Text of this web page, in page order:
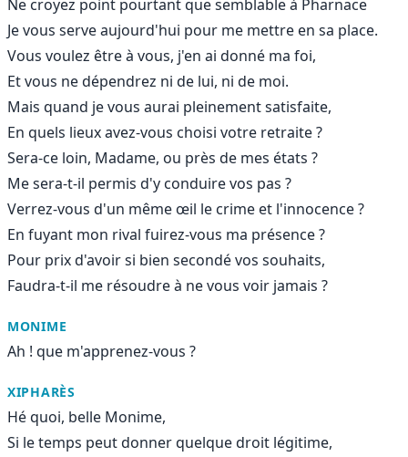
Ne croyez point pourtant que semblable à Pharnace
Je vous serve aujourd'hui pour me mettre en sa place.
Vous voulez être à vous, j'en ai donné ma foi,
Et vous ne dépendrez ni de lui, ni de moi.
Mais quand je vous aurai pleinement satisfaite,
En quels lieux avez-vous choisi votre retraite ?
Sera-ce loin, Madame, ou près de mes états ?
Me sera-t-il permis d'y conduire vos pas ?
Verrez-vous d'un même œil le crime et l'innocence ?
En fuyant mon rival fuirez-vous ma présence ?
Pour prix d'avoir si bien secondé vos souhaits,
Faudra-t-il me résoudre à ne vous voir jamais ?
MONIME
Ah ! que m'apprenez-vous ?
XIPHARÈS
Hé quoi, belle Monime,
Si le temps peut donner quelque droit légitime,